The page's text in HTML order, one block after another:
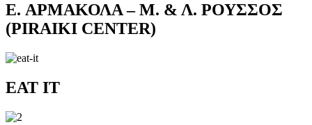
E. ΑΡΜΑΚΟΛΑ – Μ. & Λ. ΡΟΥΣΣΟΣ
(PIRAIKI CENTER)
EAT IT